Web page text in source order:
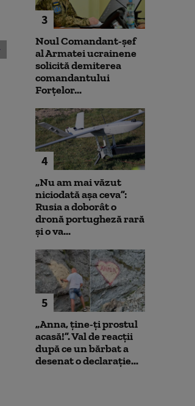
Unitatea 2 de la Cernavodă
ar putea fi oprită dacă
Dunărea continuă să scadă.
Capitala
3
Noul Comandant-șef
al Armatei ucrainene
solicită demiterea
comandantului
Forțelor...
4
„Nu am mai văzut
niciodată așa ceva”:
Rusia a doborât o
dronă portugheză rară
și o va...
5
„Anna, ţine-ţi prostul
acasă!”. Val de reacții
după ce un bărbat a
desenat o declarație...